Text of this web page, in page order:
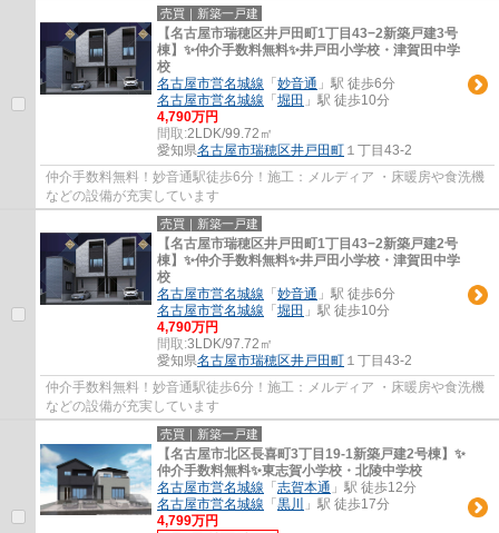
売買｜新築一戸建
【名古屋市瑞穂区井戸田町1丁目43−2新築戸建3号
棟】✨️仲介手数料無料✨️井戸田小学校・津賀田中学
校
名古屋市営名城線 「 妙音通 」駅 徒歩6分
名古屋市営名城線 「 堀田 」駅 徒歩10分
4,790万円
間取:2LDK/99.72㎡
愛知県名古屋市瑞穂区井戸田町 １丁目43-2
仲介手数料無料！妙音通駅徒歩6分！施工：メルディア ・床暖房や食洗機
などの設備が充実しています
売買｜新築一戸建
【名古屋市瑞穂区井戸田町1丁目43−2新築戸建2号
棟】✨️仲介手数料無料✨️井戸田小学校・津賀田中学
校
名古屋市営名城線 「 妙音通 」駅 徒歩6分
名古屋市営名城線 「 堀田 」駅 徒歩10分
4,790万円
間取:3LDK/97.72㎡
愛知県名古屋市瑞穂区井戸田町 １丁目43-2
仲介手数料無料！妙音通駅徒歩6分！施工：メルディア ・床暖房や食洗機
などの設備が充実しています
売買｜新築一戸建
【名古屋市北区長喜町3丁目19-1新築戸建2号棟】✨️
仲介手数料無料✨️東志賀小学校・北陵中学校
名古屋市営名城線 「 志賀本通 」駅 徒歩12分
名古屋市営名城線 「 黒川
」駅 徒歩17分
4,799万円